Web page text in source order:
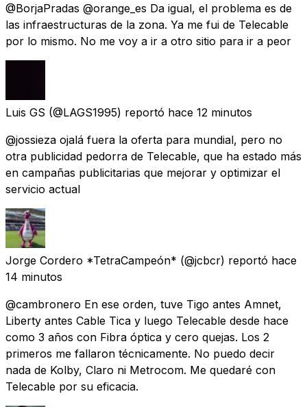
@BorjaPradas @orange_es Da igual, el problema es de
las infraestructuras de la zona. Ya me fui de Telecable
por lo mismo. No me voy a ir a otro sitio para ir a peor
Luis GS (@LAGS1995) reportó hace 12 minutos
@jossieza ojalá fuera la oferta para mundial, pero no
otra publicidad pedorra de Telecable, que ha estado más
en campañas publicitarias que mejorar y optimizar el
servicio actual
Jorge Cordero *TetraCampeón* (@jcbcr) reportó hace
14 minutos
@cambronero En ese orden, tuve Tigo antes Amnet,
Liberty antes Cable Tica y luego Telecable desde hace
como 3 años con Fibra óptica y cero quejas. Los 2
primeros me fallaron técnicamente. No puedo decir
nada de Kolby, Claro ni Metrocom. Me quedaré con
Telecable por su eficacia.